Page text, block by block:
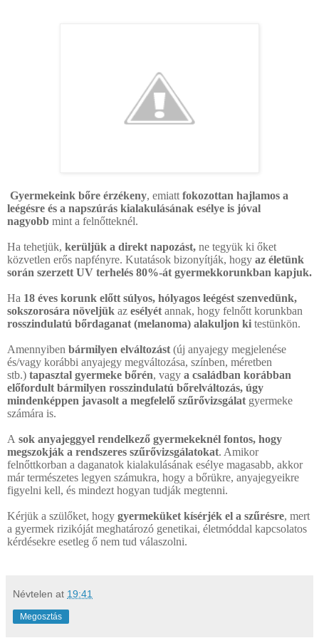
Gyermekeink bőre érzékeny, emiatt fokozottan hajlamos a
leégésre és a napszúrás kialakulásának esélye is jóval
nagyobb mint a felnőtteknél.
Ha tehetjük, kerüljük a direkt napozást, ne tegyük ki őket
közvetlen erős napfényre. Kutatások bizonyítják, hogy az életünk
során szerzett UV terhelés 80%-át gyermekkorunkban kapjuk.
Ha 18 éves korunk előtt súlyos, hólyagos leégést szenvedünk,
sokszorosára növeljük az esélyét annak, hogy felnőtt korunkban
rosszindulatú bőrdaganat (melanoma) alakuljon ki testünkön.
Amennyiben bármilyen elváltozást (új anyajegy megjelenése
és/vagy korábbi anyajegy megváltozása, színben, méretben
stb.) tapasztal gyermeke bőrén, vagy a családban korábban
előfordult bármilyen rosszindulatú bőrelváltozás, úgy
mindenképpen javasolt a megfelelő szűrővizsgálat gyermeke
számára is.
A sok anyajeggyel rendelkező gyermekeknél fontos, hogy
megszokják a rendszeres szűrővizsgálatokat. Amikor
felnőttkorban a daganatok kialakulásának esélye magasabb, akkor
már természetes legyen számukra, hogy a bőrükre, anyajegyeikre
figyelni kell, és mindezt hogyan tudják megtenni.
Kérjük a szülőket, hogy gyermeküket kísérjék el a szűrésre, mert
a gyermek rizikóját meghatározó genetikai, életmóddal kapcsolatos
kérdésekre esetleg ő nem tud válaszolni.
Névtelen at 19:41
Megosztás